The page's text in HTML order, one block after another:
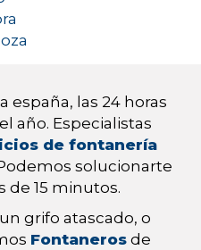
españa, las 24 horas
año. Especialistas
de fontanería
solucionarte
15 minutos.
grifo atascado, o
Fontaneros de